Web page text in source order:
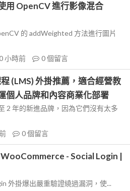
用 OpenCV 進行影像混合
的 addWeighted 方法進行圖片
小時前 0個留言
(LMS) 外掛推薦，適合經營教
個人品牌和內容商業化部署
2 年的新進品牌，因為它們沒有太多
0個留言
- Social Login |
外掛爆出嚴重驗證繞過漏洞，使...